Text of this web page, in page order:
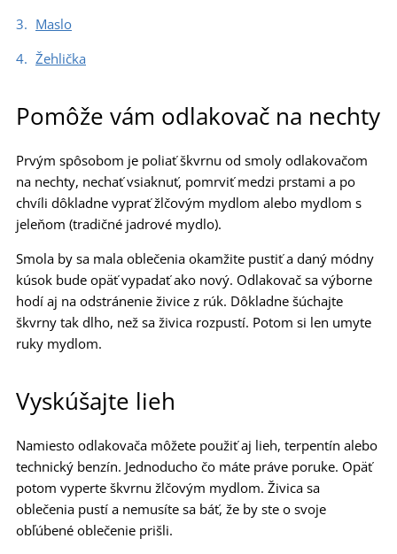
Maslo
Žehlička
Pomôže vám odlakovač na nechty
Prvým spôsobom je poliať škvrnu od smoly odlakovačom
na nechty, nechať vsiaknuť, pomrviť medzi prstami a po
chvíli dôkladne vyprať žlčovým mydlom alebo mydlom s
jeleňom (tradičné jadrové mydlo).
Smola by sa mala oblečenia okamžite pustiť a daný módny
kúsok bude opäť vypadať ako nový. Odlakovač sa výborne
hodí aj na odstránenie živice z rúk. Dôkladne šúchajte
škvrny tak dlho, než sa živica rozpustí. Potom si len umyte
ruky mydlom.
Vyskúšajte lieh
Namiesto odlakovača môžete použiť aj lieh, terpentín alebo
technický benzín. Jednoducho čo máte práve poruke. Opäť
potom vyperte škvrnu žlčovým mydlom. Živica sa
oblečenia pustí a nemusíte sa báť, že by ste o svoje
obľúbené oblečenie prišli.